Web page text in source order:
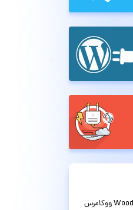
قالب فروشگاهی چندمنظوره وودمارت WoodMart ووکامرس